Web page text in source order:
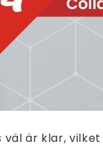
är klar,